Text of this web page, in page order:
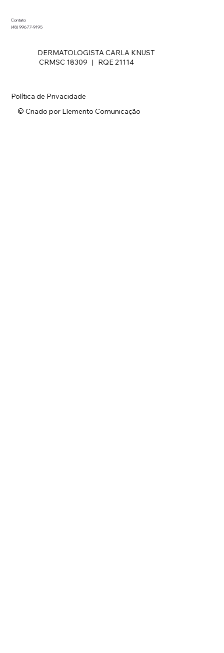
Política de Privacidade
© Criado por Elemento Comunicação
Contato
(48) 99677-9195
DERMATOLOGISTA CARLA KNUST
CRMSC 18309 | RQE 21114